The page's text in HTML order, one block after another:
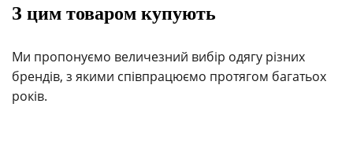
З цим товаром купують
Ми пропонуємо величезний вибір одягу різних
брендів, з якими співпрацюємо протягом багатьох
років.